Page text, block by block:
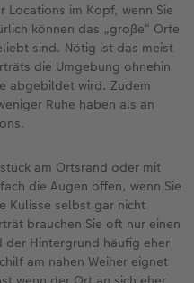
Locations im Kopf, wenn Sie
können das „große“ Orte
sind. Nötig ist das meist
die Umgebung ohnehin
abgebildet wird. Zudem
Ruhe haben als an
am Ortsrand oder mit
die Augen offen, wenn Sie
Kulisse selbst gar nicht
brauchen Sie oft nur einen
der Hintergrund häufig eher
am nahen Weiher eignet